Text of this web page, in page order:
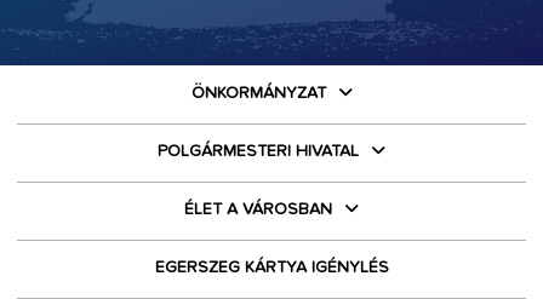
ÖNKORMÁNYZAT
POLGÁRMESTERI HIVATAL
ÉLET A VÁROSBAN
EGERSZEG KÁRTYA IGÉNYLÉS